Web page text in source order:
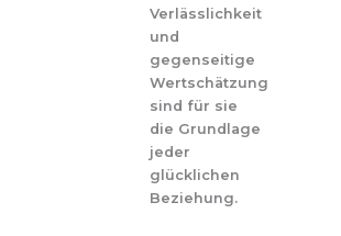
Verlässlichkeit
und
gegenseitige
Wertschätzung
sind für sie
die Grundlage
jeder
glücklichen
Beziehung.